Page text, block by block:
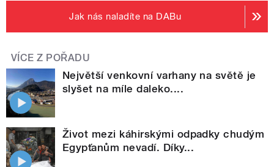
Jak nás naladíte na DABu
VÍCE Z POŘADU
Největší venkovní varhany na světě je
slyšet na míle daleko....
Život mezi káhirskými odpadky chudým
Egypťanům nevadí. Díky...